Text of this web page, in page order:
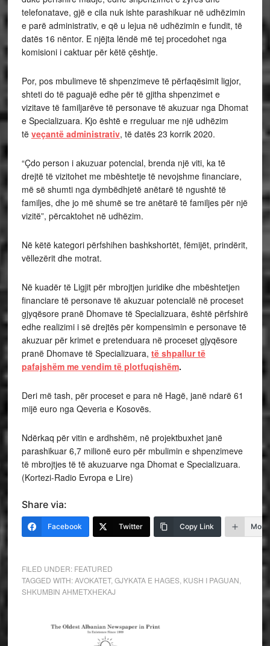
telefonatave, gjë e cila nuk ishte parashikuar në udhëzimin
e parë administrativ, e që u lejua në udhëzimin e fundit, të
datës 16 nëntor. E njëjta lëndë më tej procedohet nga
komisioni i caktuar për këtë çështje.
Por, pos mbulimeve të shpenzimeve të përfaqësimit ligjor,
shteti do të paguajë edhe për të gjitha shpenzimet e
vizitave të familjarëve të personave të akuzuar nga Dhomat
e Specializuara. Kjo është e rreguluar me një udhëzim
të veçantë administrativ, të datës 23 korrik 2020.
“Çdo person i akuzuar potencial, brenda një viti, ka të
drejtë të vizitohet me mbështetje të nevojshme financiare,
më së shumti nga dymbëdhjetë anëtarë të ngushtë të
familjes, dhe jo më shumë se tre anëtarë të familjes për një
vizitë”, përcaktohet në udhëzim.
Në këtë kategori përfshihen bashkshortët, fëmijët, prindërit,
vëllezërit dhe motrat.
Në kuadër të Ligjit për mbrojtjen juridike dhe mbështetjen
financiare të personave të akuzuar potencialë në proceset
gjyqësore pranë Dhomave të Specializuara, është përfshirë
edhe realizimi i së drejtës për kompensimin e personave të
akuzuar për krimet e pretenduara në proceset gjyqësore
pranë Dhomave të Specializuara, të shpallur të
pafajshëm me vendim të plotfuqishëm.
Deri më tash, për proceset e para në Hagë, janë ndarë 61
mijë euro nga Qeveria e Kosovës.
Ndërkaq për vitin e ardhshëm, në projektbuxhet janë
parashikuar 6,7 milionë euro për mbulimin e shpenzimeve
të mbrojtjes të të akuzuarve nga Dhomat e Specializuara.
(Kortezi-Radio Evropa e Lire)
Share via:
Facebook Twitter Copy Link More
FILED UNDER: FEATURED
TAGGED WITH:AVOKATET, GJYKATA E HAGES, KUSH I PAGUAN
SHKUMBIN AHMETXHEKAJ